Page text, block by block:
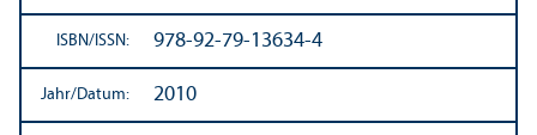
ISBN/ ISSN: 978-92-79-13634-4
Jahr/Datum: 2010